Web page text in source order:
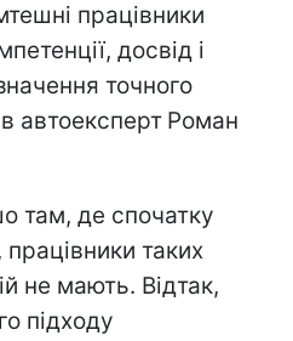
працівники
досвід і
точного
автоексперт Роман
там, де спочатку
таких
не мають. Відтак,
підходу